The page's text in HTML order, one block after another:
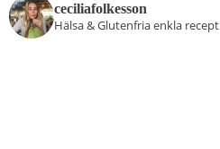
ceciliafolkesson
Hälsa & Glutenfria enkla recept